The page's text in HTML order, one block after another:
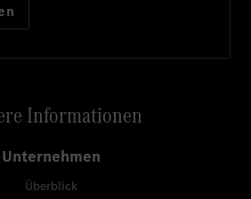
Informationen
Unternehmen
Überblick